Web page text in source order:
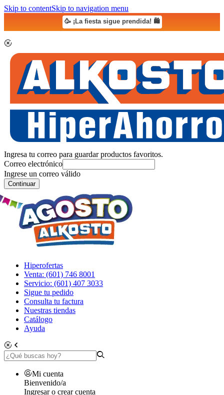
Skip to contentSkip to navigation menu
🥳 ¡La fiesta sigue prendida! 🛍️
Ingresa tu correo para guardar productos favoritos.
Correo electrónico
Ingrese un correo válido
Continuar
Hiperofertas
Venta: (601) 746 8001
Servicio: (601) 407 3033
Sigue tu pedido
Consulta tu factura
Nuestras tiendas
Catálogo
Ayuda
Mi cuenta
Bienvenido/a
Ingresar o crear cuenta